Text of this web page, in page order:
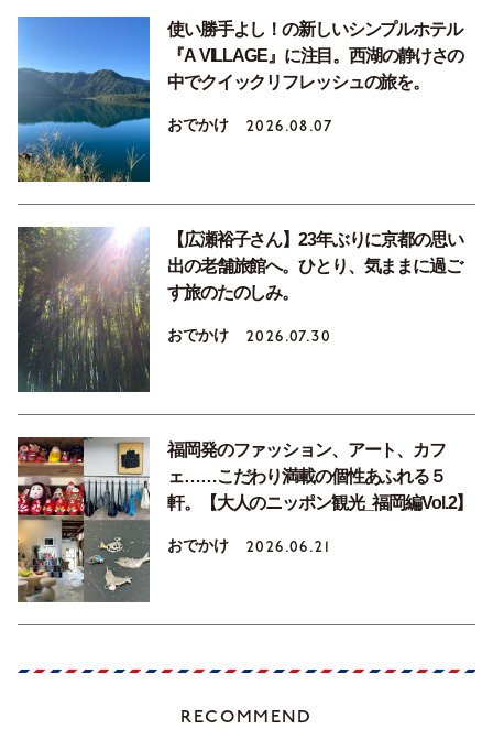
使い勝手よし！の新しいシンプルホテル
『A VILLAGE』に注目。西湖の静けさの
中でクイックリフレッシュの旅を。
おでかけ 2026.08.07
【広瀬裕子さん】23年ぶりに京都の思い
出の老舗旅館へ。ひとり、気ままに過ご
す旅のたのしみ。
おでかけ 2026.07.30
福岡発のファッション、アート、カフ
ェ……こだわり満載の個性あふれる５
軒。【大人のニッポン観光_福岡編Vol.2】
おでかけ 2026.06.21
RECOMMEND